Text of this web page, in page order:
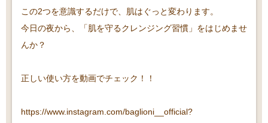
この2つを意識するだけで、肌はぐっと変わります。
今日の夜から、「肌を守るクレンジング習慣」をはじめませ
んか？
正しい使い方を動画でチェック！！
https://www.instagram.com/baglioni__official?